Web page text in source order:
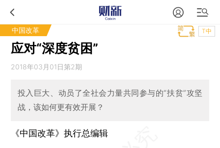
中国改革 T中
应对“深度贫困”
2018年03月01日第2期
投入巨大、动员了全社会力量共同参与的“扶贫”攻坚
战，该如何更有效开展？
《中国改革》执行总编辑